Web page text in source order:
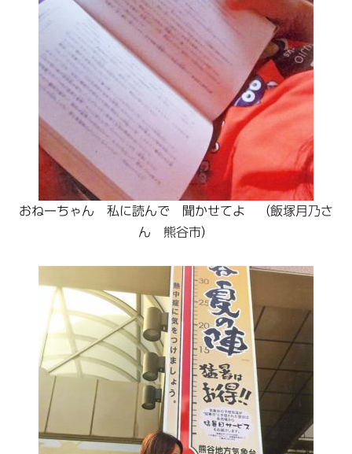
おねーちゃん 私に読んで 聞かせてよ （飯塚月乃さ
ん 熊谷市）